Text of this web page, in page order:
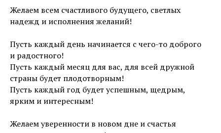
Желаем всем счастливого будущего, светлых
надежд и исполнения желаний!
Пусть каждый день начинается с чего-то доброго
и радостного!
Пусть каждый месяц для вас, для всей дружной
страны будет плодотворным!
Пусть каждый год будет успешным, щедрым,
ярким и интересным!
Желаем уверенности в новом дне и счастья